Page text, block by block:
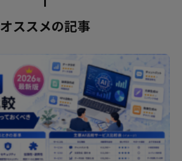
オススメの記事